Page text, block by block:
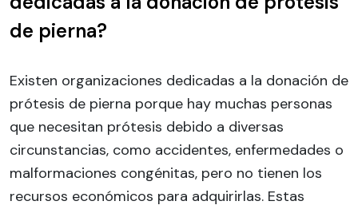
de pierna?
Existen organizaciones dedicadas a la donación de
prótesis de pierna porque hay muchas personas
que necesitan prótesis debido a diversas
circunstancias, como accidentes, enfermedades o
malformaciones congénitas, pero no tienen los
recursos económicos para adquirirlas. Estas